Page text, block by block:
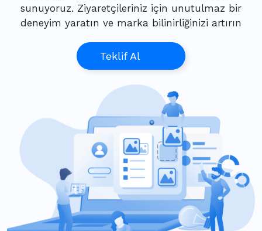
sunuyoruz. Ziyaretçileriniz için unutulmaz bir
deneyim yaratın ve marka bilinirliğinizi artırın
Teklif Al